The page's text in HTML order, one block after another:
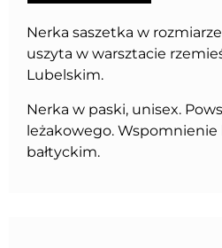
Nerka saszetka w
uszyta w warsztacie
Lubelskim.
Nerka w paski, unisex.
leżakowego.
bałtyckim.